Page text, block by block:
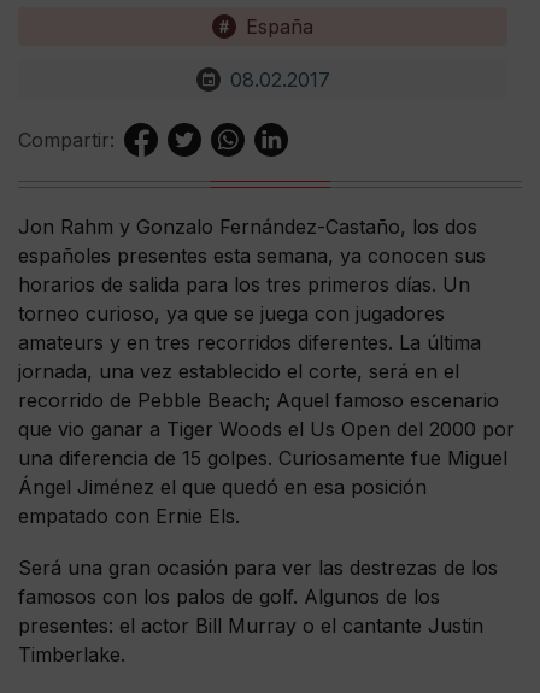
España
08.02.2017
Compartir:
Jon Rahm y Gonzalo Fernández-Castaño, los dos
españoles presentes esta semana, ya conocen sus
horarios de salida para los tres primeros días. Un
torneo curioso, ya que se juega con jugadores
amateurs y en tres recorridos diferentes. La última
jornada, una vez establecido el corte, será en el
recorrido de Pebble Beach; Aquel famoso escenario
que vio ganar a Tiger Woods el Us Open del 2000 por
una diferencia de 15 golpes. Curiosamente fue Miguel
Ángel Jiménez el que quedó en esa posición
empatado con Ernie Els.
Será una gran ocasión para ver las destrezas de los
famosos con los palos de golf. Algunos de los
presentes: el actor Bill Murray o el cantante Justin
Timberlake.